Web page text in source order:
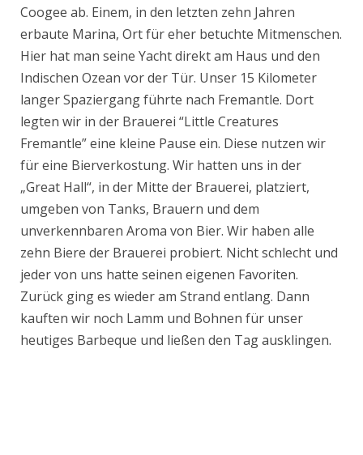
Coogee ab. Einem, in den letzten zehn Jahren
erbaute Marina, Ort für eher betuchte Mitmenschen.
Hier hat man seine Yacht direkt am Haus und den
Indischen Ozean vor der Tür. Unser 15 Kilometer
langer Spaziergang führte nach Fremantle. Dort
legten wir in der Brauerei “Little Creatures
Fremantle” eine kleine Pause ein. Diese nutzen wir
für eine Bierverkostung. Wir hatten uns in der
„Great Hall“, in der Mitte der Brauerei, platziert,
umgeben von Tanks, Brauern und dem
unverkennbaren Aroma von Bier. Wir haben alle
zehn Biere der Brauerei probiert. Nicht schlecht und
jeder von uns hatte seinen eigenen Favoriten.
Zurück ging es wieder am Strand entlang. Dann
kauften wir noch Lamm und Bohnen für unser
heutiges Barbeque und ließen den Tag ausklingen.